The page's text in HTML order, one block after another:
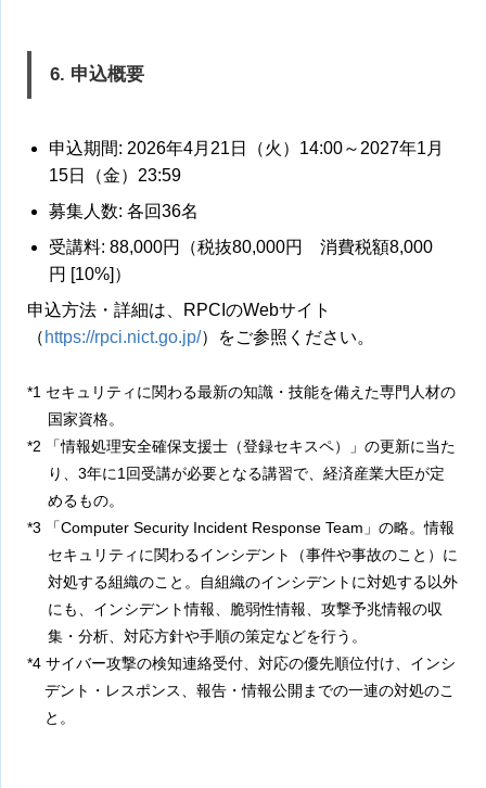
6. 申込概要
申込期間: 2026年4月21日（火）14:00～2027年1月
15日（金）23:59
募集人数: 各回36名
受講料: 88,000円（税抜80,000円 消費税額8,000
円 [10%]）
申込方法・詳細は、RPCIのWebサイト
（ https://rpci.nict.go.jp/）をご参照ください。
*1 セキュリティに関わる最新の知識・技能を備えた専門人材の
国家資格。
*2 「情報処理安全確保支援士（登録セキスペ）」の更新に当た
り、3年に1回受講が必要となる講習で、経済産業大臣が定
めるもの。
*3 「Computer Security Incident Response Team」の略。情報
セキュリティに関わるインシデント（事件や事故のこと）に
対処する組織のこと。自組織のインシデントに対処する以外
にも、インシデント情報、脆弱性情報、攻撃予兆情報の収
集・分析、対応方針や手順の策定などを行う。
*4 サイバー攻撃の検知連絡受付、対応の優先順位付け、インシ
デント・レスポンス、報告・情報公開までの一連の対処のこ
と。